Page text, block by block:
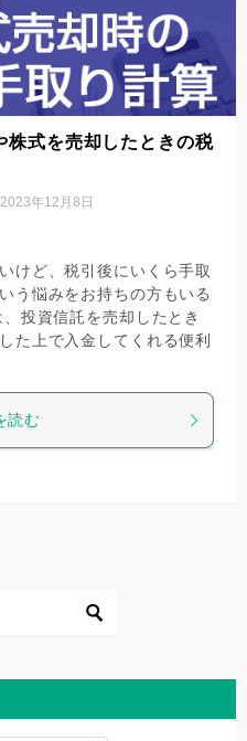
株式を売却したときの税
2023年12月8日
けど、税引後にいくら手取
う悩みをお持ちの方もいる
投資信託を売却したとき
た上で入金してくれる便利
読む